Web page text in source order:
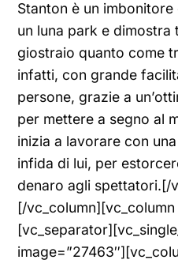
Stanton è un
un luna park e dimostra
giostraio quanto come
infatti, con grande
persone, grazie a
per mettere a segno al
inizia a lavorare con
infida di lui, per
denaro agli spettatori.[/
[/vc_column][vc_column